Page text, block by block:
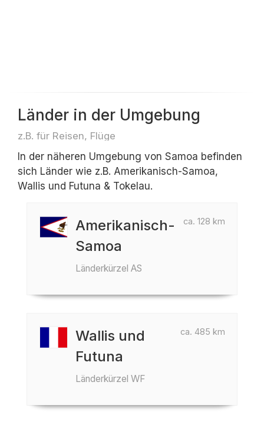
Länder in der Umgebung
z.B. für Reisen, Flüge
In der näheren Umgebung von Samoa befinden
sich Länder wie z.B. Amerikanisch-Samoa,
Wallis und Futuna & Tokelau.
ca. 128 km
Amerikanisch-
Samoa
Länderkürzel AS
ca. 485 km
Wallis und
Futuna
Länderkürzel WF